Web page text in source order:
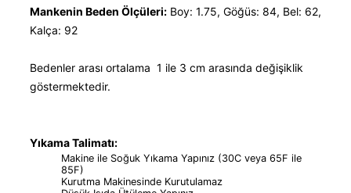
Mankenin Beden Ölçüleri: Boy: 1.75, Göğüs: 84, Bel: 62,
Kalça: 92
Bedenler arası ortalama 1 ile 3 cm arasında değişiklik
göstermektedir.
Yıkama Talimatı:
Makine ile Soğuk Yıkama Yapınız (30C veya 65F ile
85F)
Kurutma Makinesinde Kurutulamaz